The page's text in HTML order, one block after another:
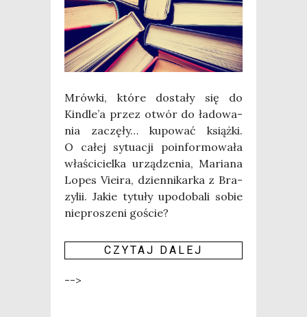
Mrów­ki, któ­re dosta­ły się do
Kindle’a przez otwór do łado­wa­
nia zaczę­ły… kupo­wać książ­ki.
O całej sytu­acji poin­for­mo­wa­ła
wła­ści­ciel­ka urzą­dze­nia, Maria­na
Lopes Vie­ira, dzien­ni­kar­ka z Bra­
zy­lii. Jakie tytu­ły upodo­ba­li sobie
nie­pro­sze­ni goście?
CZY­TAJ DALEJ
-->